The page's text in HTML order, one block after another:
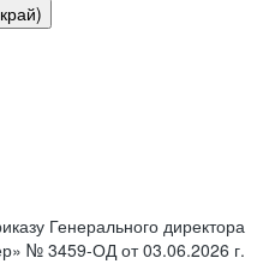
Генерального директора
№ 3459-ОД от 03.06.2026 г.